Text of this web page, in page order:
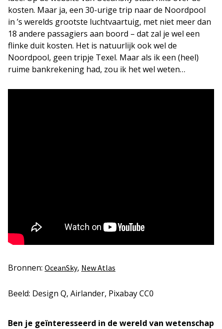
kosten. Maar ja, een 30-urige trip naar de Noordpool
in ’s werelds grootste luchtvaartuig, met niet meer dan
18 andere passagiers aan boord – dat zal je wel een
flinke duit kosten. Het is natuurlijk ook wel de
Noordpool, geen tripje Texel. Maar als ik een (heel)
ruime bankrekening had, zou ik het wel weten…
Bronnen: OceanSky, New Atlas
Beeld: Design Q, Airlander, Pixabay CC0
Ben je geïnteresseerd in de wereld van wetenschap